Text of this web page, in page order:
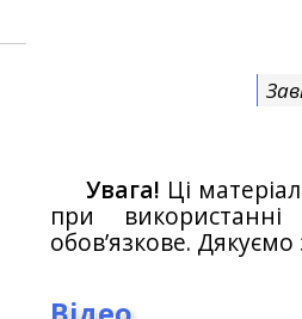
Увага! Ці
при
обов’язкове.